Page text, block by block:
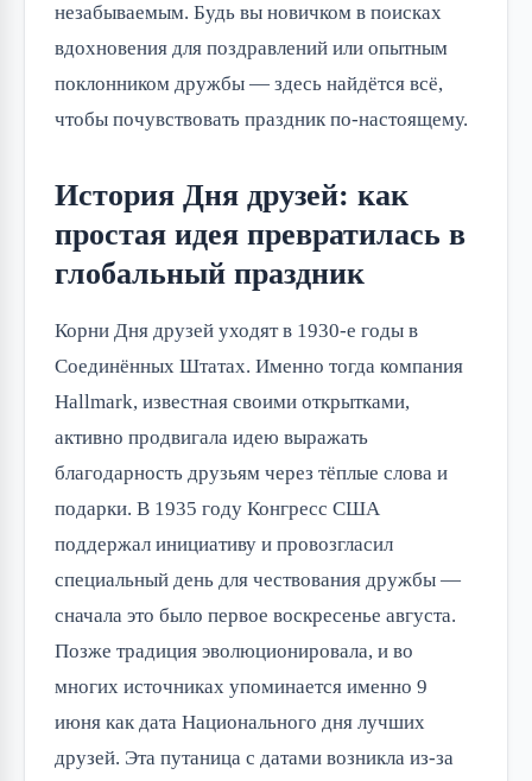
незабываемым. Будь вы новичком в поисках
вдохновения для поздравлений или опытным
поклонником дружбы — здесь найдётся всё,
чтобы почувствовать праздник по-настоящему.
История Дня друзей: как
простая идея превратилась в
глобальный праздник
Корни Дня друзей уходят в 1930-е годы в
Соединённых Штатах. Именно тогда компания
Hallmark, известная своими открытками,
активно продвигала идею выражать
благодарность друзьям через тёплые слова и
подарки. В 1935 году Конгресс США
поддержал инициативу и провозгласил
специальный день для чествования дружбы —
сначала это было первое воскресенье августа.
Позже традиция эволюционировала, и во
многих источниках упоминается именно 9
июня как дата Национального дня лучших
друзей. Эта путаница с датами возникла из-за